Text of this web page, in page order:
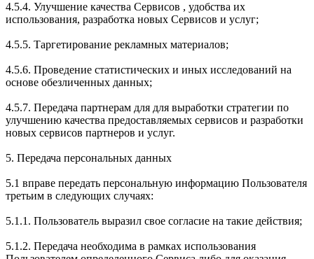
4.5.4. Улучшение качества Сервисов , удобства их
использования, разработка новых Сервисов и услуг;
4.5.5. Таргетирование рекламных материалов;
4.5.6. Проведение статистических и иных исследований на
основе обезличенных данных;
4.5.7. Передача партнерам для для выработки стратегии по
улучшению качества предоставляемых сервисов и разработки
новых сервисов партнеров и услуг.
5. Передача персональных данных
5.1 вправе передать персональную информацию Пользователя
третьим в следующих случаях:
5.1.1. Пользователь выразил свое согласие на такие действия;
5.1.2. Передача необходима в рамках использования